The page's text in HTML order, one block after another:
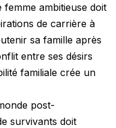
femme ambitieuse doit
de carrière à
sa famille après
entre ses désirs
familiale crée un
post-
survivants doit